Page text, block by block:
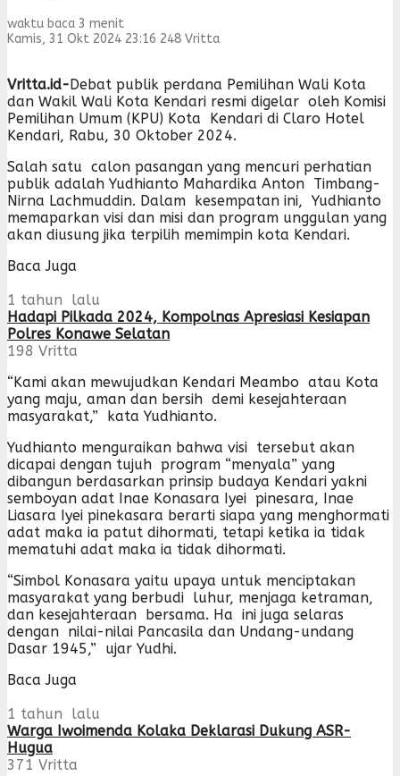
waktu baca 3 menit
Kamis, 31 Okt 2024 23:16 248 Vritta
Vritta.id-Debat publik perdana Pemilihan Wali Kota
dan Wakil Wali Kota Kendari resmi digelar oleh Komisi
Pemilihan Umum (KPU) Kota Kendari di Claro Hotel
Kendari, Rabu, 30 Oktober 2024.
Salah satu calon pasangan yang mencuri perhatian
publik adalah Yudhianto Mahardika Anton Timbang-
Nirna Lachmuddin. Dalam kesempatan ini, Yudhianto
memaparkan visi dan misi dan program unggulan yang
akan diusung jika terpilih memimpin kota Kendari.
Baca Juga
1 tahun lalu
Hadapi Pilkada 2024, Kompolnas Apresiasi Kesiapan
Polres Konawe Selatan
198 Vritta
“Kami akan mewujudkan Kendari Meambo atau Kota
yang maju, aman dan bersih demi kesejahteraan
masyarakat,” kata Yudhianto.
Yudhianto menguraikan bahwa visi tersebut akan
dicapai dengan tujuh program “menyala” yang
dibangun berdasarkan prinsip budaya Kendari yakni
semboyan adat Inae Konasara Iyei pinesara, Inae
Liasara Iyei pinekasara berarti siapa yang menghormati
adat maka ia patut dihormati, tetapi ketika ia tidak
mematuhi adat maka ia tidak dihormati.
“Simbol Konasara yaitu upaya untuk menciptakan
masyarakat yang berbudi luhur, menjaga ketraman,
dan kesejahteraan bersama. Ha ini juga selaras
dengan nilai-nilai Pancasila dan Undang-undang
Dasar 1945,” ujar Yudhi.
Baca Juga
1 tahun lalu
Warga Iwoimenda Kolaka Deklarasi Dukung ASR-
Hugua
371 Vritta